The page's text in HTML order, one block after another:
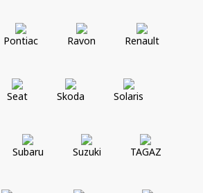
Pontiac Ravon Renault
Seat Skoda Solaris
Subaru Suzuki TAGAZ